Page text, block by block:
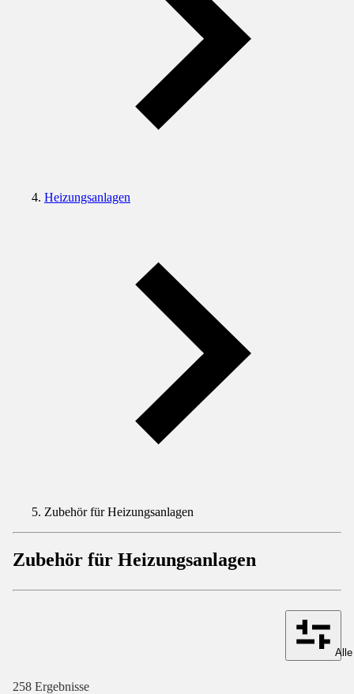
Heizungsanlagen
Zubehör für Heizungsanlagen
Zubehör für Heizungsanlagen
258 Ergebnisse